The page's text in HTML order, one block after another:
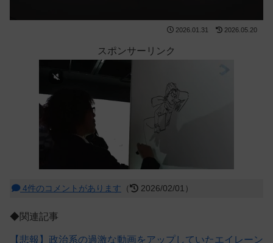
2026.01.31 2026.05.20
スポンサーリンク
4件のコメントがあります （ 2026/02/01）
◆関連記事
【悲報】政治系の過激な動画をアップしていたエイレーン